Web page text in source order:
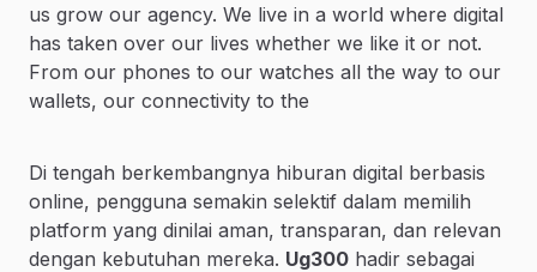
us grow our agency. We live in a world where digital
has taken over our lives whether we like it or not.
From our phones to our watches all the way to our
wallets, our connectivity to the
Di tengah berkembangnya hiburan digital berbasis
online, pengguna semakin selektif dalam memilih
platform yang dinilai aman, transparan, dan relevan
dengan kebutuhan mereka. Ug300 hadir sebagai